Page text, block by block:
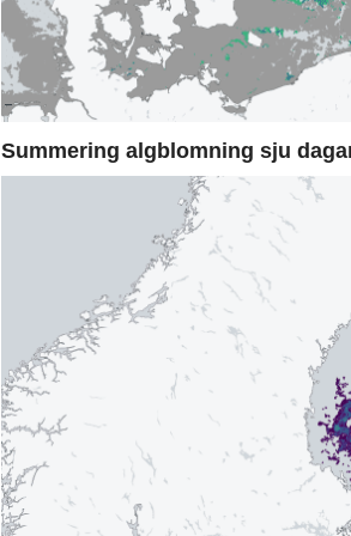
Summering algblomning sju